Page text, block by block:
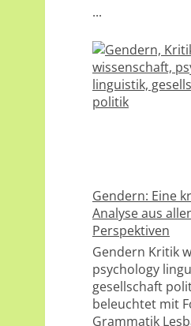
...
Gendern: Eine
Analyse aus
Perspektiven
Gendern Kritik
psychology
gesellschaft
beleuchtet mit
Grammatik